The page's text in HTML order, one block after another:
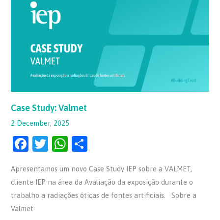
Case Study: Valmet
2 December, 2025
F
c
e
b
T
itt
er
W
at
s
ar
e
Apresentamos um novo Case Study IEP sobre a VALMET,
cliente IEP na área da Avaliação da exposição durante o
trabalho a radiações óticas de fontes artificiais. Sobre a
Valmet
Valmet